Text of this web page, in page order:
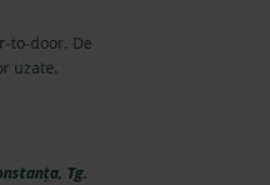
to-door. De
uzate,
Tg.